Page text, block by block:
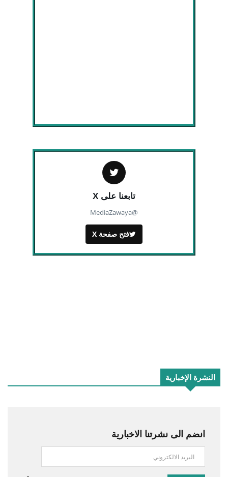
تابعنا على X
@MediaZawaya
فتح صفحة X
النشرة الإخبارية
انضم الى نشرتنا الاخبارية